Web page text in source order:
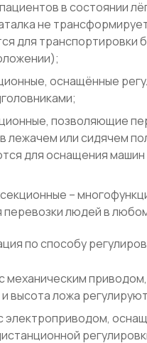
в состоянии
не
для транспортировки
оснащённые
позволяющие
лежачем или сидячем
для оснащения машин
–
перевозки людей в
по способу
механическим
высота ложа
электроприводом,